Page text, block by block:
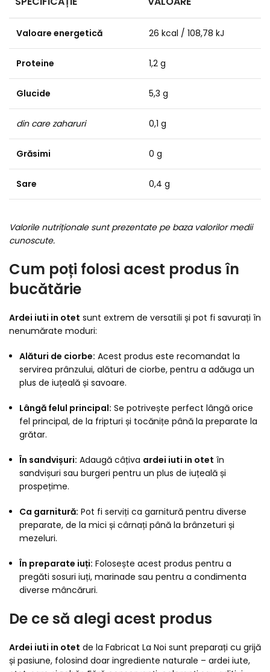
Valoare energetică 26 kcal / 108,78 kJ
Proteine 1,2 g
Glucide 5,3 g
din care zaharuri 0,1 g
Grăsimi 0 g
Sare 0,4 g
Valorile nutriționale sunt prezentate pe baza valorilor medii
cunoscute.
Cum poți folosi acest produs în
bucătărie
Ardei iuti in otet sunt extrem de versatili și pot fi savurați în
nenumărate moduri:
Alături de ciorbe: Acest produs este recomandat la
servirea prânzului, alături de ciorbe, pentru a adăuga un
plus de iuțeală și savoare.
Lângă felul principal: Se potrivește perfect lângă orice
fel principal, de la fripturi și tocănițe până la preparate la
grătar.
În sandvișuri: Adaugă câțiva ardei iuti in otet în
sandvișuri sau burgeri pentru un plus de iuțeală și
prospețime.
Ca garnitură: Pot fi serviți ca garnitură pentru diverse
preparate, de la mici și cârnați până la brânzeturi și
mezeluri.
În preparate iuți: Folosește acest produs pentru a
pregăti sosuri iuți, marinade sau pentru a condimenta
diverse mâncăruri.
De ce să alegi acest produs
Ardei iuti in otet de la Fabricat La Noi sunt preparați cu grijă
și pasiune, folosind doar ingrediente naturale – ardei iute,